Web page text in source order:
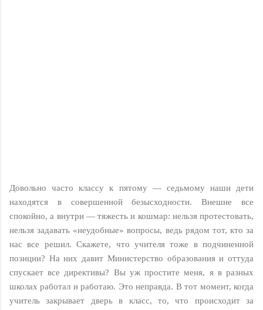
Довольно часто классу к пятому — седьмому наши дети
находятся в совершенной безысходности. Внешне все
спокойно, а внутри — тяжесть и кошмар: нельзя протестовать,
нельзя задавать «неудобные» вопросы, ведь рядом тот, кто за
нас все решил. Скажете, что учителя тоже в подчиненной
позиции? На них давит Министерство образования и оттуда
спускает все директивы? Вы уж простите меня, я в разных
школах работал и работаю. Это неправда. В тот момент, когда
учитель закрывает дверь в класс, то, что происходит за